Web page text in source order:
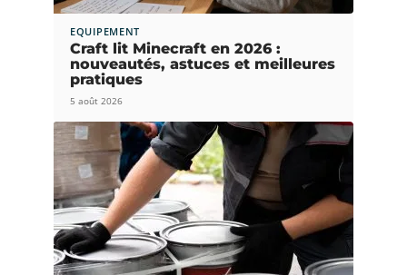
EQUIPEMENT
Craft lit Minecraft en 2026 :
nouveautés, astuces et meilleures
pratiques
5 août 2026